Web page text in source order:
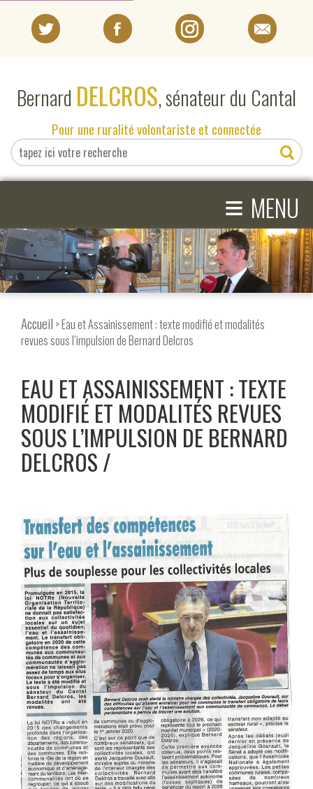
Bernard DELCROS, sénateur du Cantal
Pour une ruralité volontariste et connectée
≡ MENU
EN DIRECT DU SÉNAT
EN DIRECT DU CANTAL
COMPRENDRE LE SÉNAT
Accueil > Eau et Assainissement : texte modifié et modalités
revues sous l’impulsion de Bernard Delcros
EAU ET ASSAINISSEMENT : TEXTE
MODIFIÉ ET MODALITÉS REVUES
SOUS L’IMPULSION DE BERNARD
DELCROS